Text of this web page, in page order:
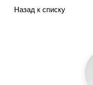
Назад к списку